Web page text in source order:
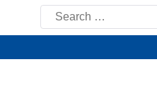
Search
for: